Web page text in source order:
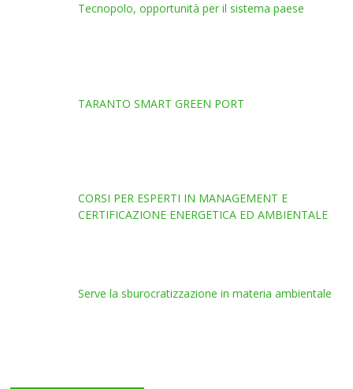
Tecnopolo, opportunità per il sistema paese
TARANTO SMART GREEN PORT
CORSI PER ESPERTI IN MANAGEMENT E
CERTIFICAZIONE ENERGETICA ED AMBIENTALE
Serve la sburocratizzazione in materia ambientale